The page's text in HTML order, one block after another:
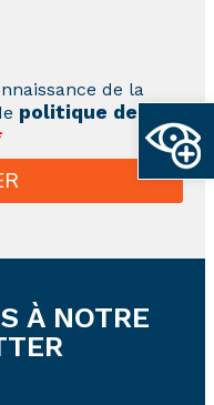
de la
politique de
À NOTRE
Ouvrir